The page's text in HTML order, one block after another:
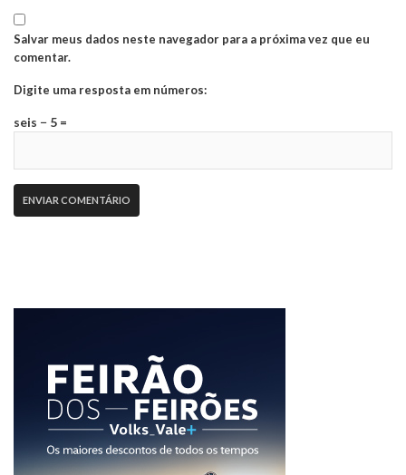
Salvar meus dados neste navegador para a próxima vez que eu
comentar.
Digite uma resposta em números:
seis − 5 =